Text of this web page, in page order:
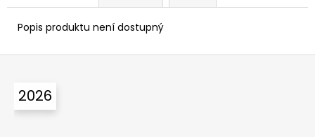
Popis produktu není dostupný
Z
2026